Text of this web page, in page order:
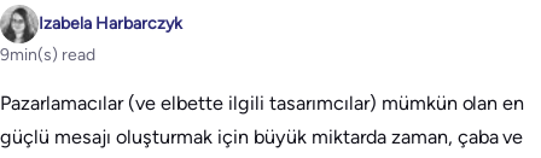
Izabela Harbarczyk
9min(s) read
Pazarlamacılar (ve elbette ilgili tasarımcılar) mümkün olan en
güçlü mesajı oluşturmak için büyük miktarda zaman, çaba ve